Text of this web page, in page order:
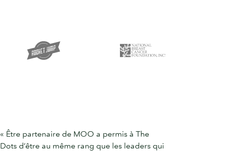
« Être partenaire de MOO a permis à The
Dots d’être au même rang que les leaders qui